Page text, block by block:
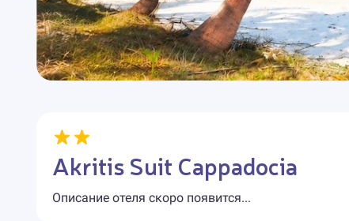
Akritis Suit Cappadocia
Описание отеля скоро появится...